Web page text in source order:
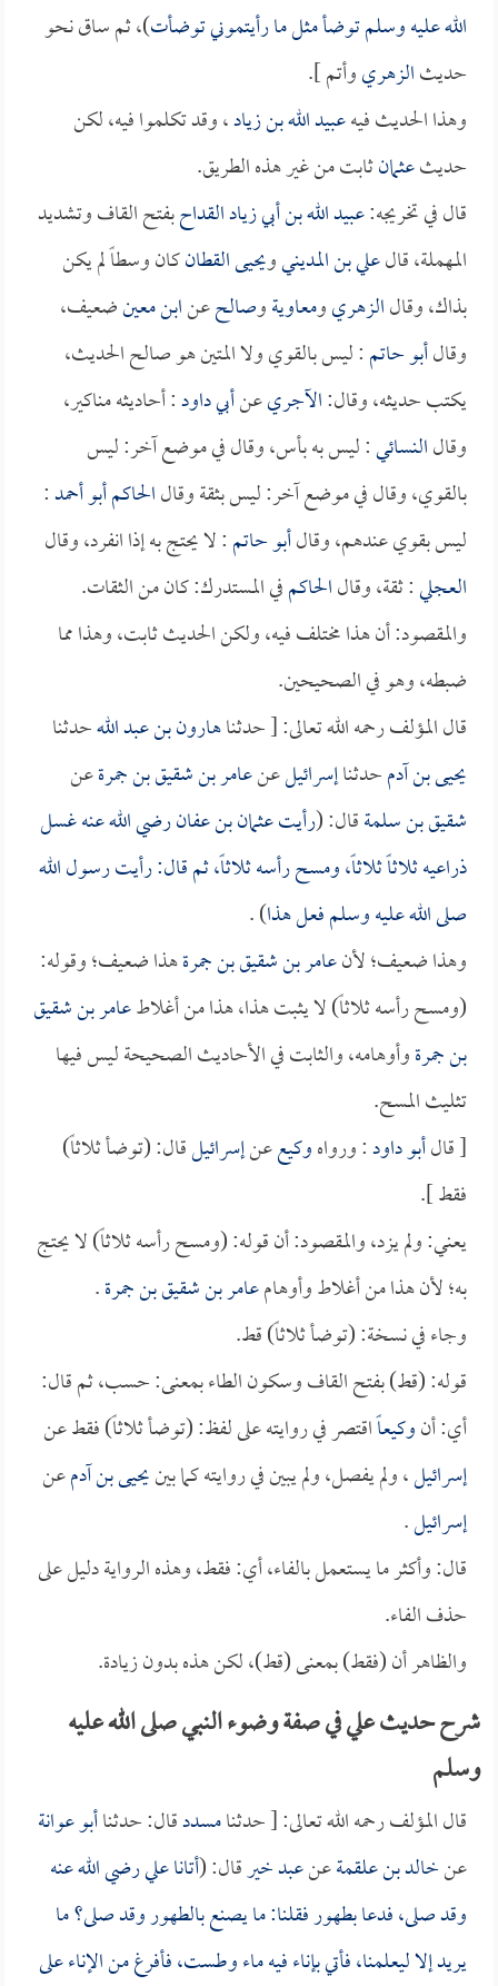
الله عليه وسلم توضأ مثل ما رأيتموني توضأت)، ثم ساق نحو
حديثالزهريوأتم ].
وهذا الحديث فيهعبيد الله بن زياد، وقد تكلموا فيه، لكن
حديثعثمانثابت من غير هذه الطريق.
قال في تخريجه:عبيد الله بن أبي زياد القداحبفتح القاف وتشديد
المهملة، قالعلي بن المدينيويحيى القطانكان وسطاً لم يكن
بذاك، وقالالزهريومعاويةوصالحعنابن معينضعيف،
وقالأبو حاتم: ليس بالقوي ولا المتين هو صالح الحديث،
يكتب حديثه، وقال:الآجريعنأبي داود: أحاديثه مناكير،
وقالالنسائي: ليس به بأس، وقال في موضع آخر: ليس
بالقوي، وقال في موضع آخر: ليس بثقة وقالالحاكم أبو أحمد:
ليس بقوي عندهم، وقالأبو حاتم: لا يحتج به إذا انفرد، وقال
العجلي: ثقة، وقالالحاكمفي المستدرك: كان من الثقات.
والمقصود: أن هذا مختلف فيه، ولكن الحديث ثابت، وهذا مما
ضبطه، وهو في الصحيحين.
قال المؤلف رحمه الله تعالى: [ حدثناهارون بن عبد اللهحدثنا
يحيى بن آدمحدثناإسرائيلعنعامر بن شقيق بن جمرةعن
شقيق بن سلمةقال: (رأيتعثمان بن عفانرضي الله عنه غسل
ذراعيه ثلاثاً ثلاثاً، ومسح رأسه ثلاثاً، ثم قال: رأيت رسول الله
صلى الله عليه وسلم فعل هذا) .
وهذا ضعيف؛ لأنعامر بن شقيق بن جمرةهذا ضعيف؛ وقوله:
(ومسح رأسه ثلاثاً) لا يثبت هذا، هذا من أغلاطعامر بن شقيق
بن جمرةوأوهامه، والثابت في الأحاديث الصحيحة ليس فيها
تثليث المسح.
[ قالأبو داود: ورواهوكيععنإسرائيلقال: (توضأ ثلاثاً)
فقط ].
يعني: ولم يزد، والمقصود: أن قوله: (ومسح رأسه ثلاثاً) لا يحتج
به؛ لأن هذا من أغلاط وأوهامعامر بن شقيق بن جمرة.
وجاء في نسخة: (توضأ ثلاثاً) قط.
قوله: (قط) بفتح القاف وسكون الطاء بمعنى: حسب، ثم قال:
أي: أنوكيعاًاقتصر في روايته على لفظ: (توضأ ثلاثاً) فقط عن
إسرائيل، ولم يفصل، ولم يبين في روايته كما بينيحيى بن آدمعن
إسرائيل.
قال: وأكثر ما يستعمل بالفاء، أي: فقط، وهذه الرواية دليل على
حذف الفاء.
والظاهر أن (فقط) بمعنى (قط)، لكن هذه بدون زيادة.
شرح حديث علي في صفة وضوء النبي صلى الله عليه
وسلم
قال المؤلف رحمه الله تعالى: [ حدثنامسددقال: حدثناأبو عوانة
عنخالد بن علقمةعنعبد خيرقال: (أتاناعليرضي الله عنه
وقد صلى، فدعا بطهور فقلنا: ما يصنع بالطهور وقد صلى؟ ما
يريد إلا ليعلمنا، فأتي بإناء فيه ماء وطست، فأفرغ من الإناء على